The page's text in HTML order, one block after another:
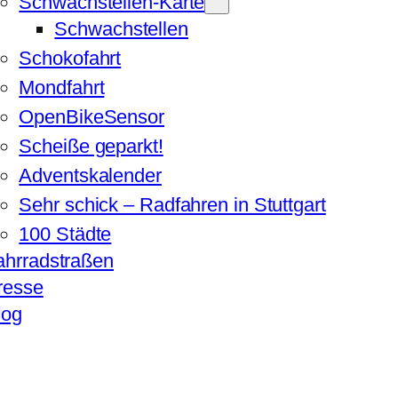
Schwachstellen
Schokofahrt
Mondfahrt
OpenBikeSensor
Scheiße geparkt!
Adventskalender
Sehr schick – Radfahren in Stuttgart
100 Städte